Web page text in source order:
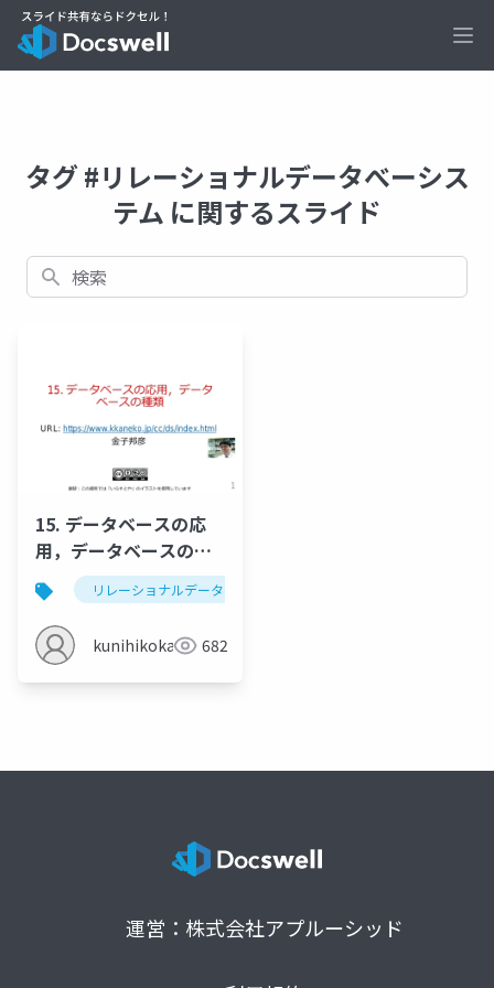
タグ #リレーショナルデータべーシス
テム に関するスライド
検索
15. データベースの応
用，データベースの種
類
リレーショナルデータベース
kunihikokaneko682
運営：株式会社アプルーシッド